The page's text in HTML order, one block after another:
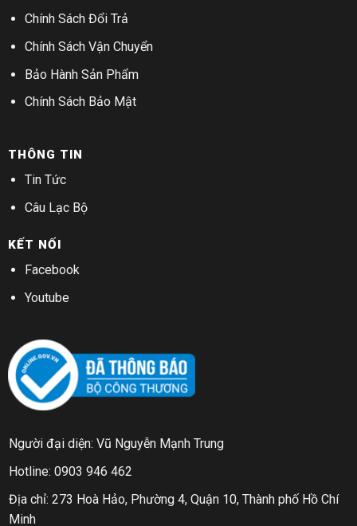
Chính Sách Đổi Trả
Chính Sách Vận Chuyển
Bảo Hành Sản Phẩm
Chính Sách Bảo Mật
THÔNG TIN
Tin Tức
Câu Lạc Bộ
KẾT NỐI
Facebook
Youtube
Người đại diện: Vũ Nguyễn Mạnh Trung
Hotline: 0903 946 462
Địa chỉ: 273 Hoà Hảo, Phường 4, Quận 10, Thành phố Hồ Chí
Minh